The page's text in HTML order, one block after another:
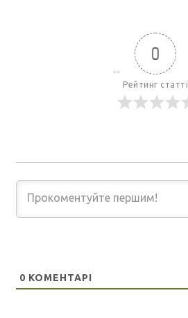
0
Рейтинг статті
0 КОМЕНТАРІ